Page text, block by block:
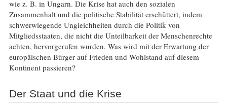
wie z. B. in Ungarn. Die Krise hat auch den sozialen
Zusammenhalt und die politische Stabilität erschüttert, indem
schwerwiegende Ungleichheiten durch die Politik von
Mitgliedsstaaten, die nicht die Unteilbarkeit der Menschenrechte
achten, hervorgerufen wurden. Was wird mit der Erwartung der
europäischen Bürger auf Frieden und Wohlstand auf diesem
Kontinent passieren?
Der Staat und die Krise